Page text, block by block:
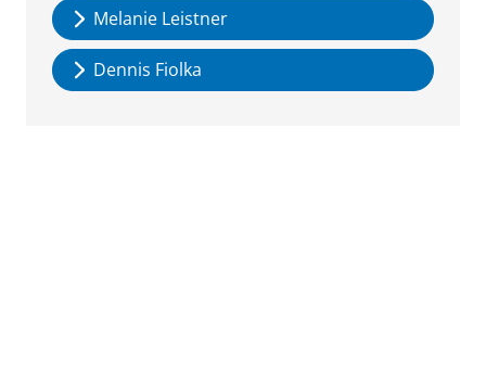
Melanie Leistner
Dennis Fiolka